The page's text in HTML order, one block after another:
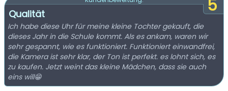
5
Qualität
Ich habe diese Uhr für meine kleine Tochter gekauft, die
dieses Jahr in die Schule kommt. Als es ankam, waren wir
sehr gespannt, wie es funktioniert. Funktioniert einwandfrei,
die Kamera ist sehr klar, der Ton ist perfekt. es lohnt sich, es
zu kaufen. Jetzt weint das kleine Mädchen, dass sie auch
eins will😁